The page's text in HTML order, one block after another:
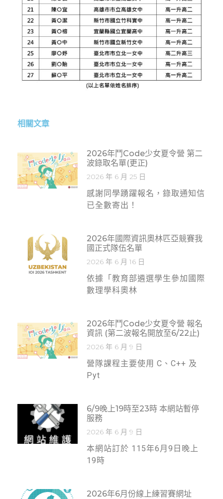
相關文章
2026年鬥Code少女夏令營 第二
波錄取名單(更正)
2026 年 6 月 25 日
感謝同學踴躍報名，錄取通知信
已全數寄出！
2026年國際資訊奧林匹亞競賽我
國正式隊伍名單
2026 年 6 月 16 日
依據「教育部遴選學生參加國際
數理學科奧林
2026年鬥code少女夏令營 報名
資訊 (第二波報名開放至6/22止)
2026 年 6 月 9 日
營隊課程主要使用 C、C++ 及
Pyt
6/9晚上19時至23時 本網站暫停
服務
2026 年 6 月 9 日
本網站訂於 115年6月9日晚上
19時
2026年6月份線上練習賽網址